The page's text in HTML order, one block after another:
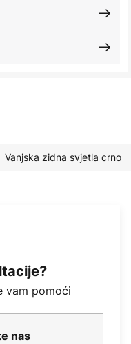
Vanjska zidna svjetla crno
vam pomoći
nas